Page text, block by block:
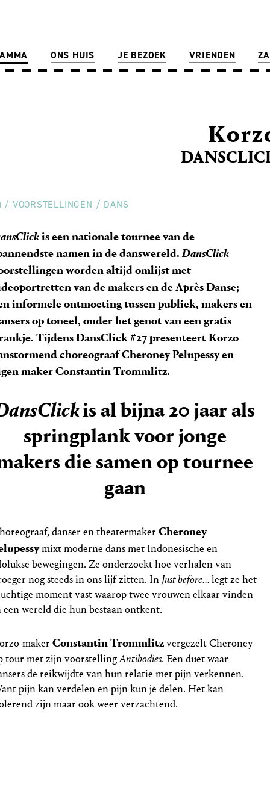
ONS HUIS JE BEZOEK VRIENDEN
VOORSTELLINGEN DANS
is een nationale tournee van de
namen in de danswereld.DansClick
worden altijd omlijst met
van de makers en de Après Danse;
informele ontmoeting tussen publiek, makers en
op toneel, onder het genot van een gratis
Tijdens DansClick #27 presenteert Korzo
choreograaf Cheroney Pelupessy en
maker Constantin Trommlitz.
is al bijna 20 jaar als
springplank voor jonge
die samen op tournee
gaan
danser en theatermakerCheroney
mixt moderne dans met Indonesische en
bewegingen. Ze onderzoekt hoe verhalen van
nog steeds in ons lijf zitten. InJust before...legt ze het
moment vast waarop twee vrouwen elkaar vinden
een wereld die hun bestaan ontkent.
maker Constantin Trommlitzvergezelt Cheroney
tour met zijn voorstellingAntibodies. Een duet waar
de reikwijdte van hun relatie met pijn verkennen.
pijn kan verdelen en pijn kun je delen. Het kan
zijn maar ook weer verzachtend.